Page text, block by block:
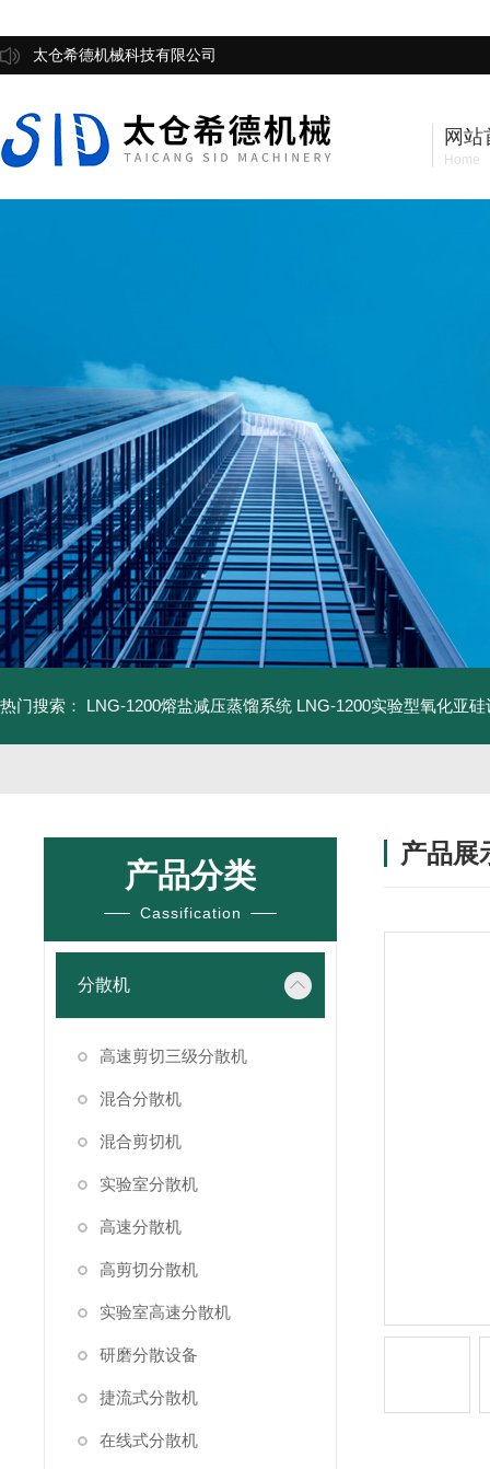
太仓希德机械科技有限公司
网站
Home
热门搜索： LNG-1200熔盐减压蒸馏系统 LNG-1200实验型氧化亚硅
产品分类
Cassification
分散机
高速剪切三级分散机
混合分散机
混合剪切机
实验室分散机
高速分散机
高剪切分散机
实验室高速分散机
研磨分散设备
捷流式分散机
在线式分散机
产品展